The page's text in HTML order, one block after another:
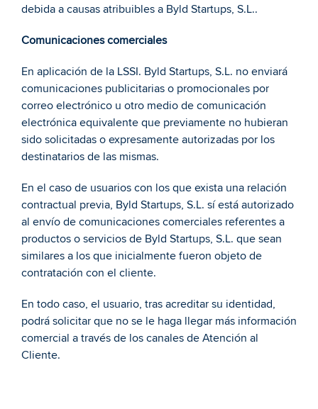
debida a causas atribuibles a Byld Startups, S.L..
Comunicaciones comerciales
En aplicación de la LSSI. Byld Startups, S.L. no enviará
comunicaciones publicitarias o promocionales por
correo electrónico u otro medio de comunicación
electrónica equivalente que previamente no hubieran
sido solicitadas o expresamente autorizadas por los
destinatarios de las mismas.
En el caso de usuarios con los que exista una relación
contractual previa, Byld Startups, S.L. sí está autorizado
al envío de comunicaciones comerciales referentes a
productos o servicios de Byld Startups, S.L. que sean
similares a los que inicialmente fueron objeto de
contratación con el cliente.
En todo caso, el usuario, tras acreditar su identidad,
podrá solicitar que no se le haga llegar más información
comercial a través de los canales de Atención al
Cliente.